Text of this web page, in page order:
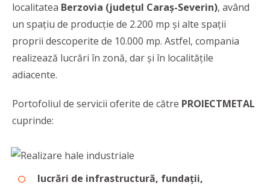
localitatea Berzovia (județul Caraș-Severin), având
un spațiu de producție de 2.200 mp și alte spații
proprii descoperite de 10.000 mp. Astfel, compania
realizează lucrări în zonă, dar și în localitățile
adiacente.
Portofoliul de servicii oferite de către PROIECTMETAL
cuprinde:
lucrări de infrastructură, fundații,